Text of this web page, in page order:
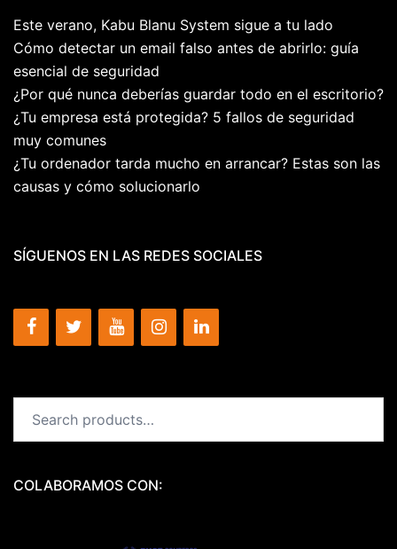
Este verano, Kabu Blanu System sigue a tu lado
Cómo detectar un email falso antes de abrirlo: guía
esencial de seguridad
¿Por qué nunca deberías guardar todo en el escritorio?
¿Tu empresa está protegida? 5 fallos de seguridad
muy comunes
¿Tu ordenador tarda mucho en arrancar? Estas son las
causas y cómo solucionarlo
SÍGUENOS EN LAS REDES SOCIALES
for:
COLABORAMOS CON: